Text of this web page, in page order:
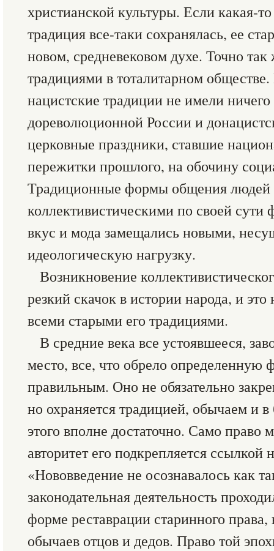
христианской культуры. Если какая-
традиция все-таки сохранялась, ее
новом, средневековом духе. Точно так
традициями в тоталитарном
нацистские традиции не имели
дореволюционной России и
церковные праздники, ставшие
пережитки прошлого, на обочину
Традиционные формы общения людей
коллективистическими по своей
вкус и мода замещались новыми,
идеологическую нагрузку.
Возникновение
резкий скачок в истории народа, и
всеми старыми его традициями.
В средние века все устоявшееся,
место, все, что обрело определенную
правильным. Оно не обязательно
но охраняется традицией, обычаем и
этого вполне достаточно. Само право
авторитет его подкрепляется ссылкой
«Нововведение не осознавалось как
законодательная деятельность
форме реставрации старинного
обычаев отцов и дедов. Право той